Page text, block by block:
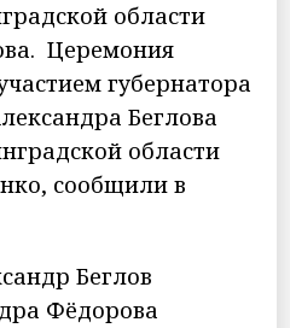
области
Церемония
губернатора
Беглова
области
сообщили в
Беглов
Фёдорова